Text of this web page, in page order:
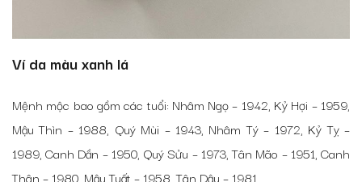
Ví da màu xanh lá
Mệnh mộc bao gồm các tuổi: Nhâm Ngọ – 1942, Kỷ Hợi – 1959,
Mậu Thìn – 1988, Quý Mùi – 1943, Nhâm Tý – 1972, Kỷ Tỵ –
1989, Canh Dần – 1950, Quý Sửu – 1973, Tân Mão – 1951, Canh
Thân – 1980, Mậu Tuất – 1958, Tân Dậu – 1981